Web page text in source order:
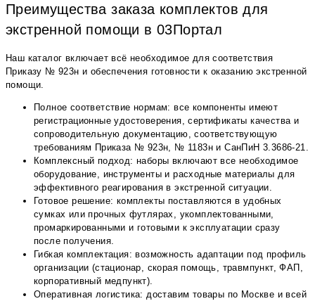
Преимущества заказа комплектов для
экстренной помощи в 03Портал
Наш каталог включает всё необходимое для соответствия
Приказу № 923н и обеспечения готовности к оказанию экстренной
помощи.
Полное соответствие нормам: все компоненты имеют
регистрационные удостоверения, сертификаты качества и
сопроводительную документацию, соответствующую
требованиям Приказа № 923н, № 1183н и СанПиН 3.3686-21.
Комплексный подход: наборы включают все необходимое
оборудование, инструменты и расходные материалы для
эффективного реагирования в экстренной ситуации.
Готовое решение: комплекты поставляются в удобных
сумках или прочных футлярах, укомплектованными,
промаркированными и готовыми к эксплуатации сразу
после получения.
Гибкая комплектация: возможность адаптации под профиль
организации (стационар, скорая помощь, травмпункт, ФАП,
корпоративный медпункт).
Оперативная логистика: доставим товары по Москве и всей